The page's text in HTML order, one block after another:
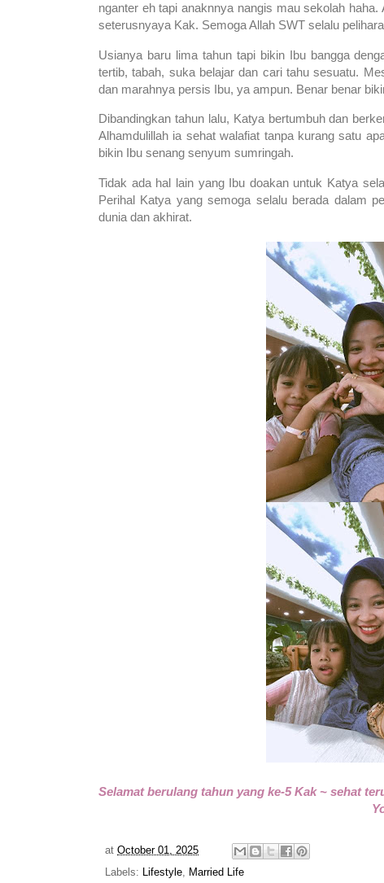
nganter eh tapi anaknnya nangis mau sekolah
seterusnyaya Kak. Semoga Allah SWT selalu
Usianya baru lima tahun tapi bikin Ibu bangga
tertib, tabah, suka belajar dan cari tahu sesuatu.
dan marahnya persis Ibu, ya ampun. Benar benar
Dibandingkan tahun lalu, Katya bertumbuh dan
Alhamdulillah ia sehat walafiat tanpa kurang satu
bikin Ibu senang senyum sumringah.
Tidak ada hal lain yang Ibu doakan untuk Katya
Perihal Katya yang semoga selalu berada dalam
dunia dan akhirat.
Selamat berulang tahun yang ke-5 Kak ~ sehat
at October 01, 2025
Labels:
Lifestyle Married Life